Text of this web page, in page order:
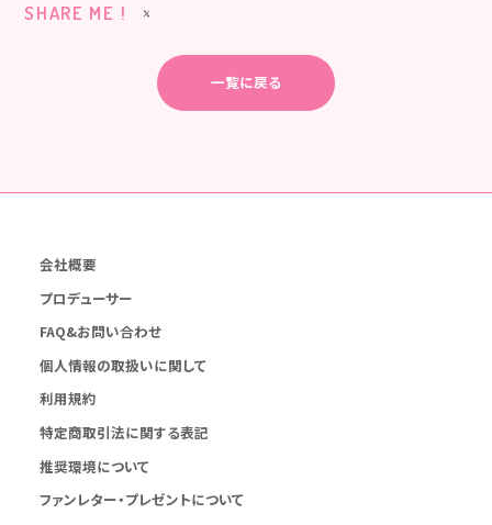
SHARE ME !
一覧に戻る
会社概要
プロデューサー
FAQ&お問い合わせ
個人情報の取扱いに関して
利用規約
特定商取引法に関する表記
推奨環境について
ファンレター・プレゼントについて